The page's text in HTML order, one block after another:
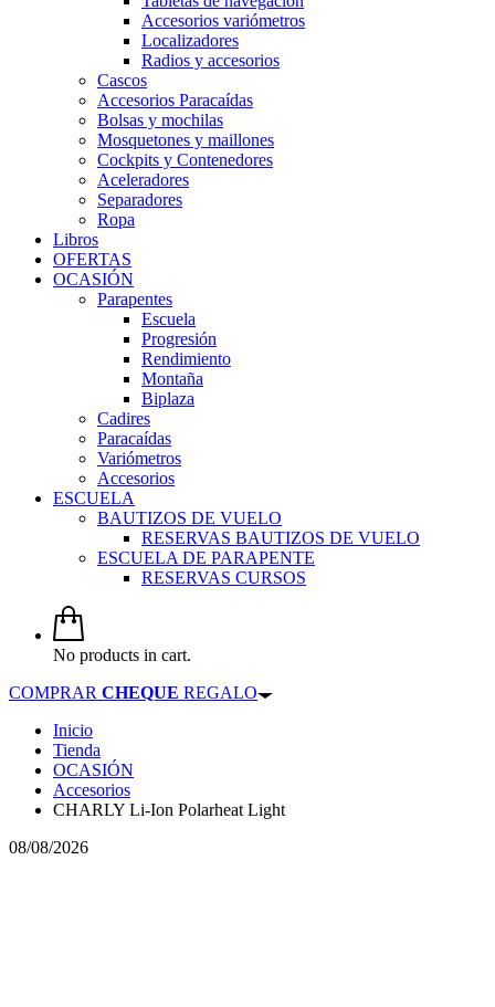
Accesorios variómetros
Localizadores
Radios y accesorios
Cascos
Accesorios Paracaídas
Bolsas y mochilas
Mosquetones y maillones
Cockpits y Contenedores
Aceleradores
Separadores
Ropa
Libros
OFERTAS
OCASIÓN
Parapentes
Escuela
Progresión
Rendimiento
Montaña
Biplaza
Cadires
Paracaídas
Variómetros
Accesorios
ESCUELA
BAUTIZOS DE VUELO
RESERVAS BAUTIZOS DE VUELO
ESCUELA DE PARAPENTE
RESERVAS CURSOS
No products in cart.
COMPRAR CHEQUE REGALO
Inicio
Tienda
OCASIÓN
Accesorios
CHARLY Li-Ion Polarheat Light
08/08/2026